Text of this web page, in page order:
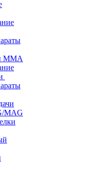
MMA
MAG